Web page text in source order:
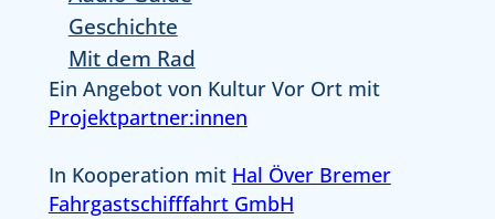
Ein Angebot von Kultur Vor Ort mit
Projektpartner:innen
In Kooperation mit Hal Över Bremer
Fahrgastschifffahrt GmbH
Geschichte
Mit dem Rad